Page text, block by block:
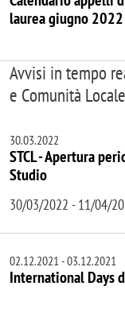
laurea giugno 2022
Avvisi in tempo
e Comunità Locale
30.03.2022
STCL - Apertura
Studio
30/03/2022 - 11/04/
02.12.2021-03.12.2021
International Days